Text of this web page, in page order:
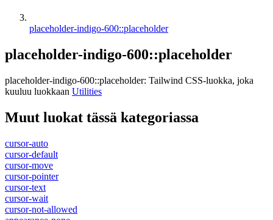
placeholder-indigo-600::placeholder
placeholder-indigo-600::placeholder
placeholder-indigo-600::placeholder: Tailwind CSS-luokka, joka
kuuluu luokkaan Utilities
Muut luokat tässä kategoriassa
cursor-auto
cursor-default
cursor-move
cursor-pointer
cursor-text
cursor-wait
cursor-not-allowed